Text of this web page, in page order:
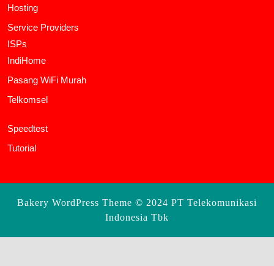
Hosting
Service Providers
ISPs
IndiHome
Pasang WiFi Murah
Telkomsel
Speedtest
Tutorial
Bakery WordPress Theme © 2024 PT Telekomunikasi
Indonesia Tbk